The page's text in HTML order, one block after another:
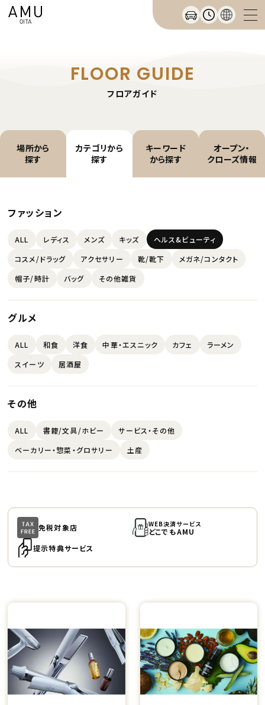
FLOOR GUIDE
フロアガイド
場所から
探す
カテゴリから
探す
キーワード
から探す
オープン・
クローズ情報
ファッション
ALL レディス メンズ キッズ
ヘルス&ビューティ
コスメ/ドラッグ
アクセサリー 靴/靴下
メガネ/コンタクト
帽子/時計
バッグ その他雑貨
グルメ
ALL 和食 洋食 中華・エスニック カフェ
ラーメン
スイーツ
居酒屋
その他
ALL 書籍/文具/ホビー
サービス・その他
ベーカリー・惣菜・グロサリー
土産
免税対象店 WEB決済サービス
どこでもAMU
提示特典サービス